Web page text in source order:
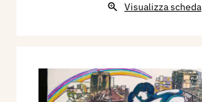
Visualizza scheda